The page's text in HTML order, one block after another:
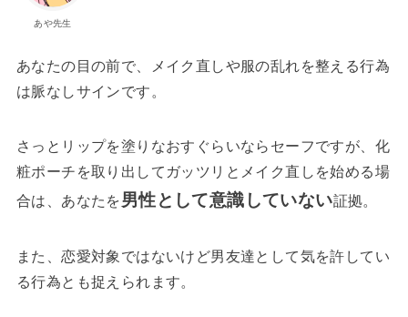
あや先生
あなたの目の前で、メイク直しや服の乱れを整える行為
は脈なしサインです。
さっとリップを塗りなおすぐらいならセーフですが、化
粧ポーチを取り出してガッツリとメイク直しを始める場
合は、あなたを男性として意識していない証拠。
また、恋愛対象ではないけど男友達として気を許してい
る行為とも捉えられます。